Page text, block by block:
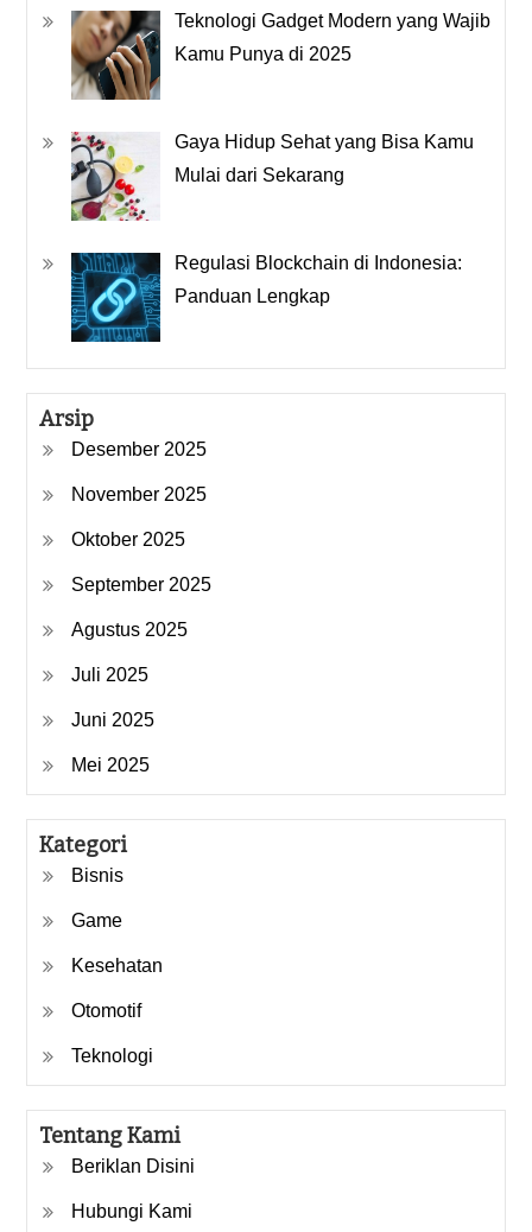
Teknologi Gadget Modern yang Wajib
Kamu Punya di 2025
Gaya Hidup Sehat yang Bisa Kamu
Mulai dari Sekarang
Regulasi Blockchain di Indonesia:
Panduan Lengkap
Arsip
Desember 2025
November 2025
Oktober 2025
September 2025
Agustus 2025
Juli 2025
Juni 2025
Mei 2025
Kategori
Bisnis
Game
Kesehatan
Otomotif
Teknologi
Tentang Kami
Beriklan Disini
Hubungi Kami